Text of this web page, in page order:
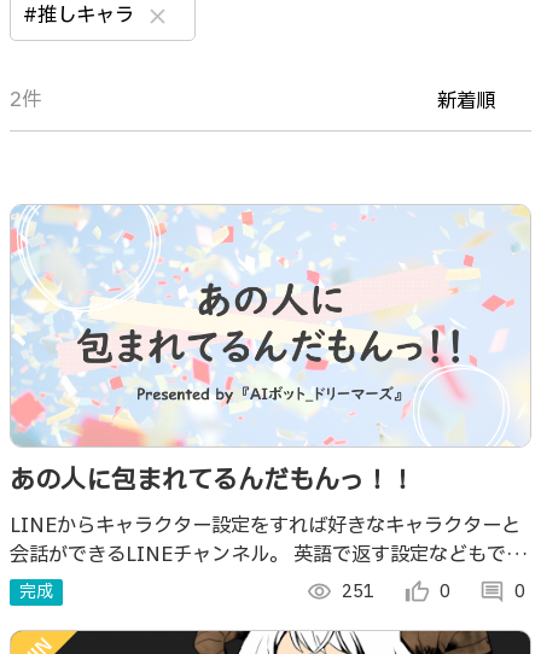
#推しキャラ clear
2件 新着順
あの人に包まれてるんだもんっ！！
LINEからキャラクター設定をすれば好きなキャラクターと
会話ができるLINEチャンネル。 英語で返す設定などもで
き、語学にも活用できる。
完成 visibility 251 thumb_up_alt 0 comment 0